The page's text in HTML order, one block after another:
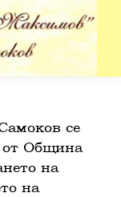
се
от Община
на
на